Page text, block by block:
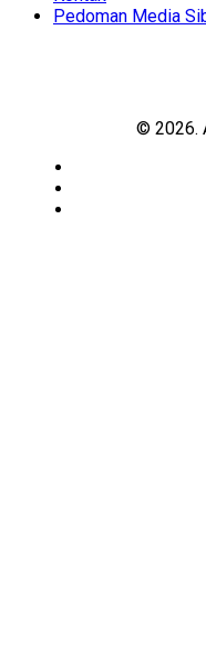
Pedoman Media
© 2026.